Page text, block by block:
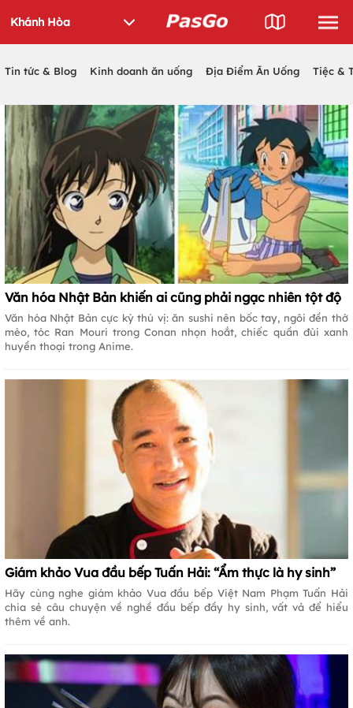
Tin tức & Blog Kinh doanh ăn uống Địa Điểm Ăn Uống Tiệc &
Văn hóa Nhật Bản khiến ai cũng phải ngạc nhiên tột độ
Văn hóa Nhật Bản cực kỳ thú vị: ăn sushi nên bốc tay, ngôi đền thờ
mèo, tóc Ran Mouri trong Conan nhọn hoắt, chiếc quần đùi xanh
huyền thoại trong Anime.
Giám khảo Vua đầu bếp Tuấn Hải: “Ẩm thực là hy sinh”
Hãy cùng nghe giám khảo Vua đầu bếp Việt Nam Phạm Tuấn Hải
chia sẻ câu chuyện về nghề đầu bếp đầy hy sinh, vất vả để hiểu
thêm về anh.